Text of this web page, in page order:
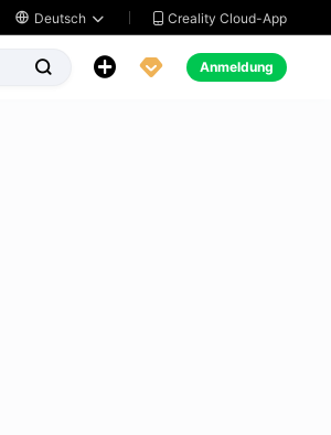
 Deutsch   Creality Cloud-App
   Anmeldung